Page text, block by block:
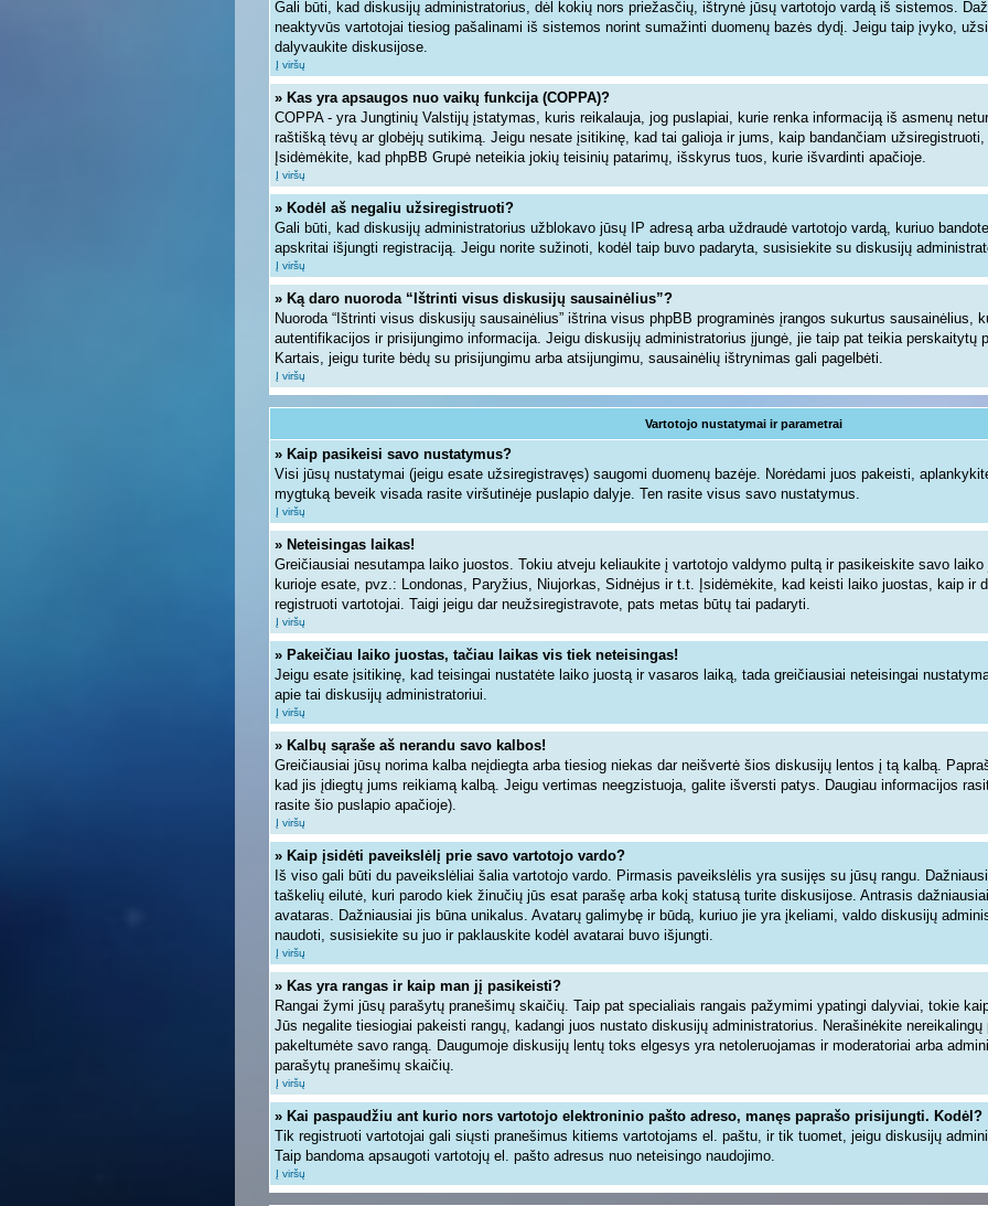
Gali būti, kad diskusijų administratorius, dėl kokių nors priežasčių, ištrynė jūsų vartotojo vardą iš sistemos.
neaktyvūs vartotojai tiesiog pašalinami iš sistemos norint sumažinti duomenų bazės dydį. Jeigu taip įvyko,
dalyvaukite diskusijose.
Į viršų
» Kas yra apsaugos nuo vaikų funkcija (COPPA)?
COPPA - yra Jungtinių Valstijų įstatymas, kuris reikalauja, jog puslapiai, kurie renka informaciją iš asmenų
raštišką tėvų ar globėjų sutikimą. Jeigu nesate įsitikinę, kad tai galioja ir jums, kaip bandančiam
Įsidėmėkite, kad phpBB Grupė neteikia jokių teisinių patarimų, išskyrus tuos, kurie išvardinti apačioje.
Į viršų
» Kodėl aš negaliu užsiregistruoti?
Gali būti, kad diskusijų administratorius užblokavo jūsų IP adresą arba uždraudė vartotojo vardą, kuriuo
apskritai išjungti registraciją. Jeigu norite sužinoti, kodėl taip buvo padaryta, susisiekite su diskusijų
Į viršų
» Ką daro nuoroda “Ištrinti visus diskusijų sausainėlius”?
Nuoroda “Ištrinti visus diskusijų sausainėlius” ištrina visus phpBB programinės įrangos sukurtus sausainėlius,
autentifikacijos ir prisijungimo informacija. Jeigu diskusijų administratorius įjungė, jie taip pat teikia perskaitytų
Kartais, jeigu turite bėdų su prisijungimu arba atsijungimu, sausainėlių ištrynimas gali pagelbėti.
Į viršų
Vartotojo nustatymai ir parametrai
» Kaip pasikeisi savo nustatymus?
Visi jūsų nustatymai (jeigu esate užsiregistravęs) saugomi duomenų bazėje. Norėdami juos pakeisti,
mygtuką beveik visada rasite viršutinėje puslapio dalyje. Ten rasite visus savo nustatymus.
Į viršų
» Neteisingas laikas!
Greičiausiai nesutampa laiko juostos. Tokiu atveju keliaukite į vartotojo valdymo pultą ir pasikeiskite savo
kurioje esate, pvz.: Londonas, Paryžius, Niujorkas, Sidnėjus ir t.t. Įsidėmėkite, kad keisti laiko juostas, kaip ir
registruoti vartotojai. Taigi jeigu dar neužsiregistravote, pats metas būtų tai padaryti.
Į viršų
» Pakeičiau laiko juostas, tačiau laikas vis tiek neteisingas!
Jeigu esate įsitikinę, kad teisingai nustatėte laiko juostą ir vasaros laiką, tada greičiausiai neteisingai
apie tai diskusijų administratoriui.
Į viršų
» Kalbų sąraše aš nerandu savo kalbos!
Greičiausiai jūsų norima kalba neįdiegta arba tiesiog niekas dar neišvertė šios diskusijų lentos į tą kalbą.
kad jis įdiegtų jums reikiamą kalbą. Jeigu vertimas neegzistuoja, galite išversti patys. Daugiau informacijos
rasite šio puslapio apačioje).
Į viršų
» Kaip įsidėti paveikslėlį prie savo vartotojo vardo?
Iš viso gali būti du paveikslėliai šalia vartotojo vardo. Pirmasis paveikslėlis yra susijęs su jūsų rangu.
taškelių eilutė, kuri parodo kiek žinučių jūs esat parašę arba kokį statusą turite diskusijose. Antrasis
avataras. Dažniausiai jis būna unikalus. Avatarų galimybę ir būdą, kuriuo jie yra įkeliami, valdo diskusijų
naudoti, susisiekite su juo ir paklauskite kodėl avatarai buvo išjungti.
Į viršų
» Kas yra rangas ir kaip man jį pasikeisti?
Rangai žymi jūsų parašytų pranešimų skaičių. Taip pat specialiais rangais pažymimi ypatingi dalyviai, tokie
Jūs negalite tiesiogiai pakeisti rangų, kadangi juos nustato diskusijų administratorius. Nerašinėkite
pakeltumėte savo rangą. Daugumoje diskusijų lentų toks elgesys yra netoleruojamas ir moderatoriai arba
parašytų pranešimų skaičių.
Į viršų
» Kai paspaudžiu ant kurio nors vartotojo elektroninio pašto adreso, manęs paprašo prisijungti. Kodėl?
Tik registruoti vartotojai gali siųsti pranešimus kitiems vartotojams el. paštu, ir tik tuomet, jeigu diskusijų
Taip bandoma apsaugoti vartotojų el. pašto adresus nuo neteisingo naudojimo.
Į viršų